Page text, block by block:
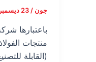
جون /23 ديسمبر 2024
(القابلة